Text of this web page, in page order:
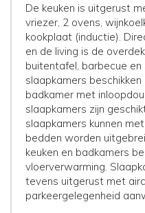
De keuken is uitgerust
vriezer, 2 ovens,
kookplaat (inductie).
en de living is de
buitentafel, barbecue
slaapkamers
badkamer met
slaapkamers zijn
slaapkamers kunnen
bedden worden
keuken en badkamers
vloerverwarming.
tevens uitgerust met
parkeergelegenheid